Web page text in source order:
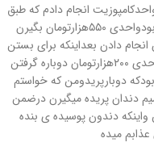
من حدودا۷ماه پیش ۱۶واحدکامپوزیت انجام دادم که طبق
عکسایی که برام فرستادن قراربودواحدی ۵۵۰هزارتومان بگیرن
انجام دادن بعداینکه برای بستن
فواصل دندانهای فک پایین واحدی ۲۰۰هزارتومان دوباره گرفتن
دوبارپریدومن که خواستم
۶۵۰برای ترمیم دندان پریده میگیرن درضمن
دندون پوسیده ی بنده
میده